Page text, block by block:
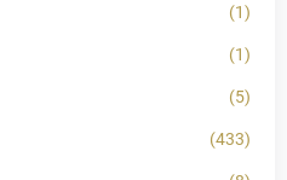
(1)
(1)
(5)
(433)